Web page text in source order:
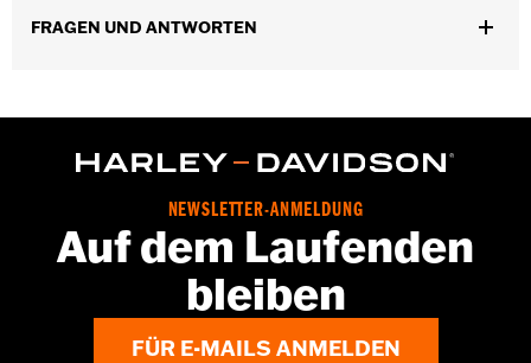
NOTIZEN:Für den Aus- und Einbau von Motorabdeckungen
FRAGEN UND ANTWORTEN
NEWSLETTER-ANMELDUNG
Auf dem Laufenden
bleiben
FÜR E-MAILS ANMELDEN